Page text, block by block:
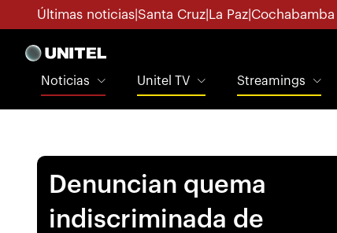
Últimas noticias Santa Cruz La Paz Cochabamba
Noticias Unitel TV Streamings
Denuncian quema
indiscriminada de